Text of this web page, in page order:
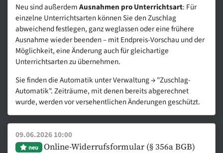
Neu sind außerdemAusnahmen pro Unterrichtsart: Für
einzelne Unterrichtsarten können Sie den Zuschlag
abweichend festlegen, ganz weglassen oder eine frühere
Ausnahme wieder beenden – mit Endpreis-Vorschau und der
Möglichkeit, eine Änderung auch für gleichartige
Unterrichtsarten zu übernehmen.
Sie finden die Automatik unter Verwaltung → "Zuschlag-
Automatik". Zeiträume, mit denen bereits abgerechnet
wurde, werden vor versehentlichen Änderungen geschützt.
09.06.2026 10:00
neu Online-Widerrufsformular (§ 356a BGB)